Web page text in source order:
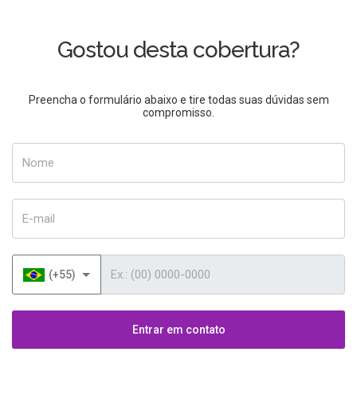
Gostou desta cobertura?
Preencha o formulário abaixo e tire todas suas dúvidas sem
compromisso.
(+55)
Entrar em contato